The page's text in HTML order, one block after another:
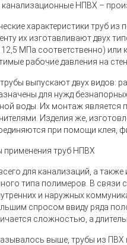
канализационные НПВХ –
характеристики труб
их изготавливают двух
МПа соответственно)
рабочие давления на
выпускают двух видов:
для нужд
воды. Их монтаж является
Изделия же,
при помощи клея,
применения труб НПВХ
для канализаций, а
типа полимеров. В связи
и наружных
спросом ввиду ряда
сложностью, а
выше, трубы из